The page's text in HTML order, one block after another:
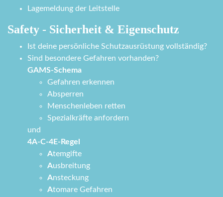
Lagemeldung der Leitstelle
Safety - Sicherheit & Eigenschutz
Ist deine persönliche Schutzausrüstung vollständig?
Sind besondere Gefahren vorhanden?
GAMS-Schema
Gefahren erkennen
Absperren
Menschenleben retten
Spezialkräfte anfordern
und
4A-C-4E-Regel
Atemgifte
Ausbreitung
Ansteckung
Atomare Gefahren